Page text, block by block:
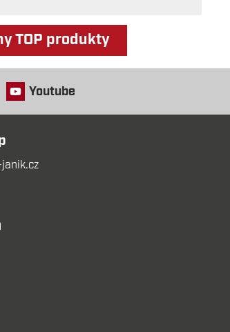
TOP produkty
Youtube